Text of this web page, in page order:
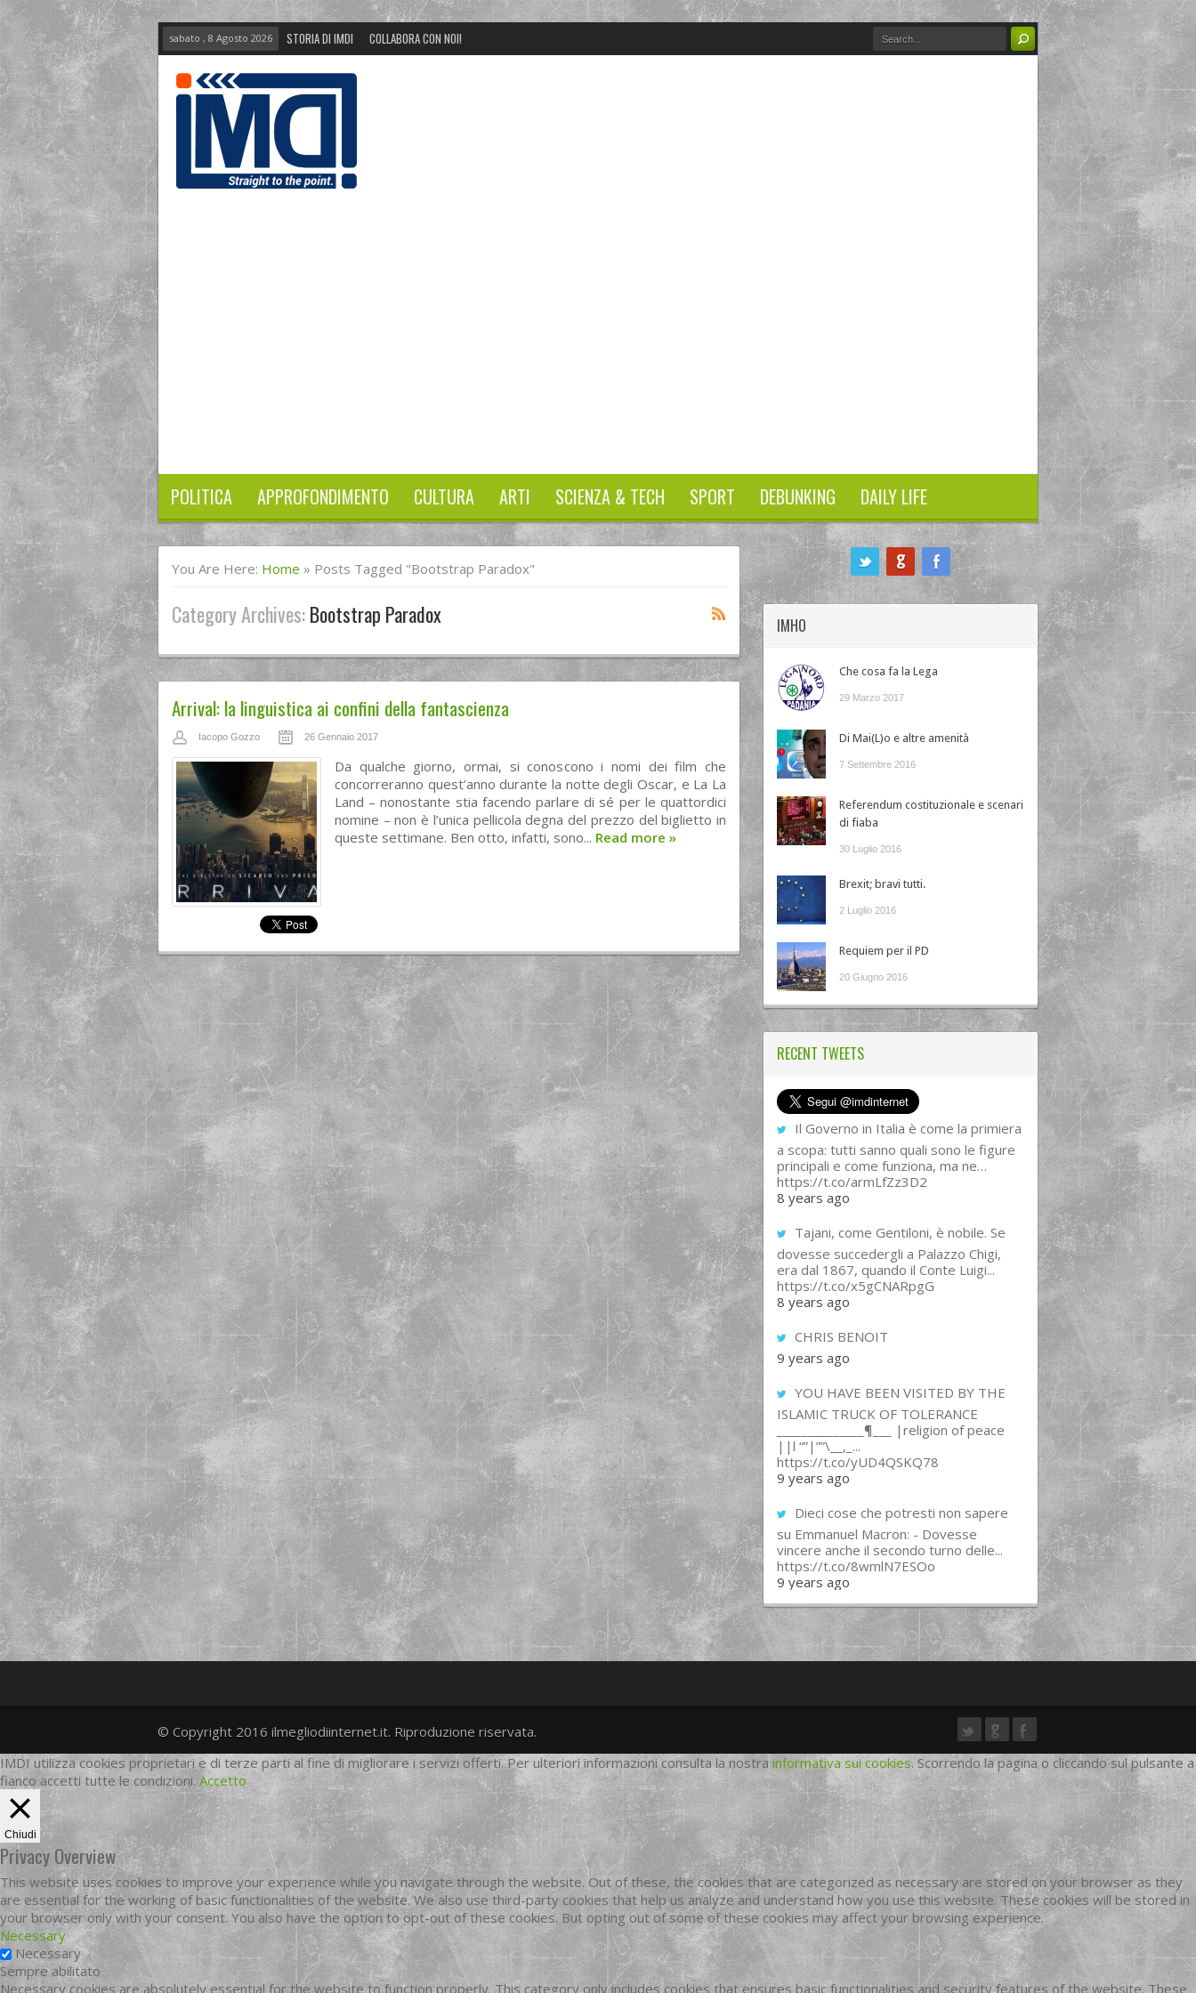
sabato , 8 Agosto 2026 STORIA DI IMDI COLLABORA CON NOI!
POLITICA APPROFONDIMENTO CULTURA ARTI SCIENZA & TECH SPORT DEBUNKING DAILY LIFE
You Are Here: Home » Posts Tagged "bootstrap Paradox"
Category Archives:Bootstrap Paradox
Arrival: la linguistica ai confini della fantascienza
Iacopo Gozzo 26 Gennaio 2017
Da qualche giorno, ormai, si conoscono i nomi dei film che
concorreranno quest’anno durante la notte degli Oscar, e La La
Land – nonostante stia facendo parlare di sé per le quattordici
nomine – non è l’unica pellicola degna del prezzo del biglietto in
queste settimane. Ben otto, infatti, sono... Read more »
IMHO
Che cosa fa la Lega
29 Marzo 2017
Di Mai(L)o e altre amenità
7 Settembre 2016
Referendum costituzionale e scenari
di fiaba
30 Luglio 2016
Brexit; bravi tutti.
2 Luglio 2016
Requiem per il PD
20 Giugno 2016
RECENT TWEETS
Il Governo in Italia è come la primiera
a scopa: tutti sanno quali sono le figure
principali e come funziona, ma ne…
https://t.co/armLfZz3D2
8 years ago
Tajani, come Gentiloni, è nobile. Se
dovesse succedergli a Palazzo Chigi,
era dal 1867, quando il Conte Luigi...
https://t.co/x5gCNARpgG
8 years ago
CHRIS BENOIT
9 years ago
YOU HAVE BEEN VISITED BY THE
ISLAMIC TRUCK OF TOLERANCE
______________¶___ |religion of peace
||l “”|””\__,_...
https://t.co/yUD4QSKQ78
9 years ago
Dieci cose che potresti non sapere
su Emmanuel Macron: - Dovesse
vincere anche il secondo turno delle...
https://t.co/8wmlN7ESOo
9 years ago
twittergoogleplus
facebook
© Copyright 2016 ilmegliodiinternet.it. Riproduzione riservata.
IMDI utilizza cookies proprietari e di terze parti al fine di migliorare i servizi offerti. Per ulteriori informazioni consulta la nostra informativa sui cookies. Scorrendo la pagina o cliccando sul pulsante a
fianco accetti tutte le condizioni. Accetto
Chiudi
Privacy Overview
This website uses cookies to improve your experience while you navigate through the website. Out of these, the cookies that are categorized as necessary are stored on your browser as they
are essential for the working of basic functionalities of the website. We also use third-party cookies that help us analyze and understand how you use this website. These cookies will be stored in
your browser only with your consent. You also have the option to opt-out of these cookies. But opting out of some of these cookies may affect your browsing experience.
Necessary
Necessary
Sempre abilitato
Necessary cookies are absolutely essential for the website to function properly. This category only includes cookies that ensures basic functionalities and security features of the website. These